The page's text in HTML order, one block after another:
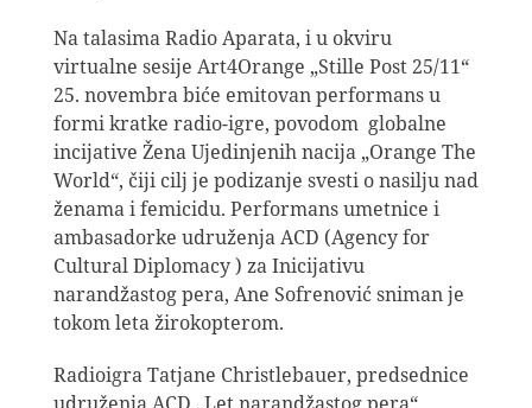
Na talasima Radio Aparata, i u okviru
virtualne sesije Art4Orange „Stille Post 25/11“
25. novembra biće emitovan performans u
formi kratke radio-igre, povodom globalne
incijative Žena Ujedinjenih nacija „Orange The
World“, čiji cilj je podizanje svesti o nasilju nad
ženama i femicidu. Performans umetnice i
ambasadorke udruženja ACD (Agency for
Cultural Diplomacy ) za Inicijativu
narandžastog pera, Ane Sofrenović sniman je
tokom leta žirokopterom.
Radioigra Tatjane Christlebauer, predsednice
udruženja ACD „Let narandžastog pera“